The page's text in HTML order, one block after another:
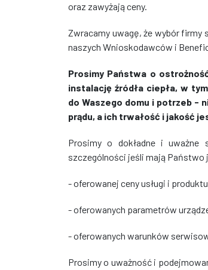
oraz zawyżają ceny.
Zwracamy uwagę, że wybór firmy
naszych Wnioskodawców i
Prosimy Państwa o
instalację źródła ciepła, w
do Waszego domu i potrzeb -
prądu, a ich trwałość i jakość
Prosimy o dokładne i
szczególności jeśli mają
- oferowanej ceny usługi i
- oferowanych parametrów
- oferowanych warunków
Prosimy o uważność i